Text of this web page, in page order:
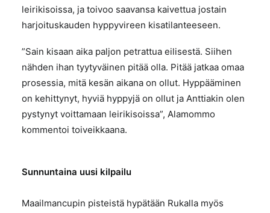
leirikisoissa, ja toivoo saavansa kaivettua jostain
harjoituskauden hyppyvireen kisatilanteeseen.
”Sain kisaan aika paljon petrattua eilisestä. Siihen
nähden ihan tyytyväinen pitää olla. Pitää jatkaa omaa
prosessia, mitä kesän aikana on ollut. Hyppääminen
on kehittynyt, hyviä hyppyjä on ollut ja Anttiakin olen
pystynyt voittamaan leirikisoissa”, Alamommo
kommentoi toiveikkaana.
Sunnuntaina uusi kilpailu
Maailmancupin pisteistä hypätään Rukalla myös